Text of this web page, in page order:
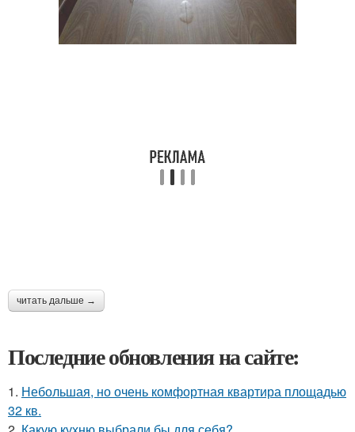
читать дальше →
Последние обновления на сайте:
1. Небольшая, но очень комфортная квартира площадью
32 кв.